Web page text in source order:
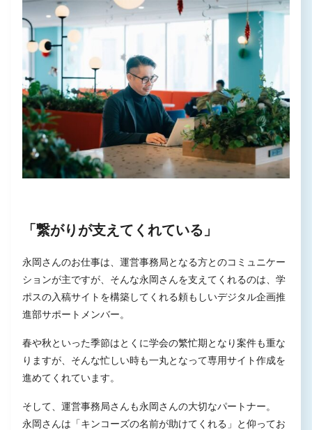
「繋がりが支えてくれている」
永岡さんのお仕事は、運営事務局となる方とのコミュニケー
ションが主ですが、そんな永岡さんを支えてくれるのは、学
ポスの入稿サイトを構築してくれる頼もしいデジタル企画推
進部サポートメンバー。
春や秋といった季節はとくに学会の繁忙期となり案件も重な
りますが、そんな忙しい時も一丸となって専用サイト作成を
進めてくれています。
そして、運営事務局さんも永岡さんの大切なパートナー。
永岡さんは「キンコーズの名前が助けてくれる」と仰ってお